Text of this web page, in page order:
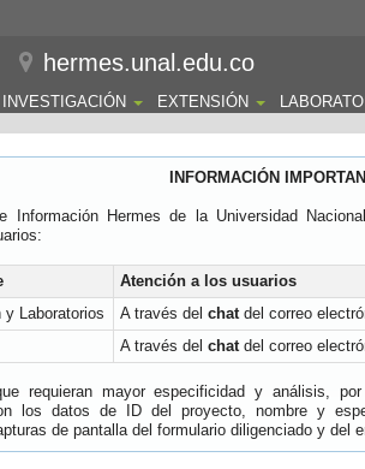
hermes.unal.edu.co
INVESTIGACIÓN EXTENSIÓN
INFORMACIÓN
Información Hermes de la Universidad
Atención a los usuarios
y Laboratorios
A través del chatdel correo
A través del chatdel correo
requieran mayor especificidad y análisis,
los datos de ID del proyecto, nombre y
de pantalla del formulario diligenciado y del